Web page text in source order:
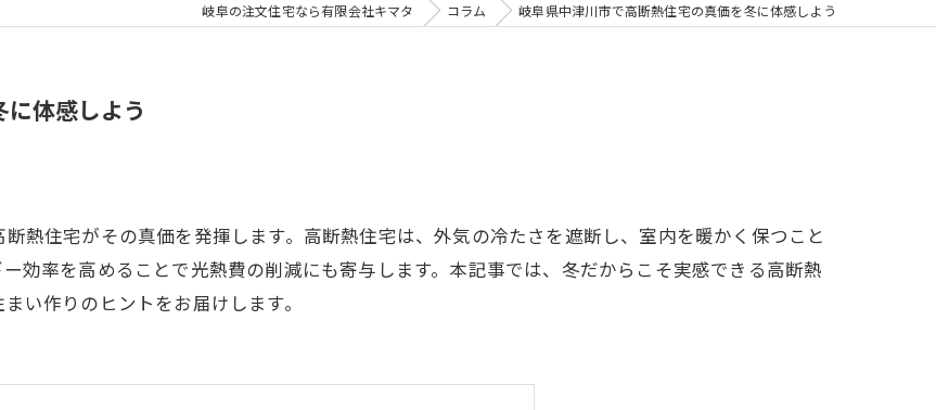
岐阜の注文住宅なら有限会社キマタ コラム 岐阜県中津川市で高断熱住宅の真価を冬に体感しよう
体感しよう
熱住宅がその真価を発揮します。高断熱住宅は、外気の冷たさを遮断し、室内を暖かく保つこと
効率を高めることで光熱費の削減にも寄与します。本記事では、冬だからこそ実感できる高断熱
い作りのヒントをお届けします。